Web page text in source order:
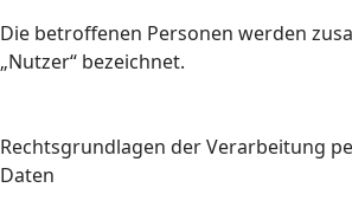
Die betroffenen Personen werden
„Nutzer“ bezeichnet.
Rechtsgrundlagen der Verarbeitung
Daten